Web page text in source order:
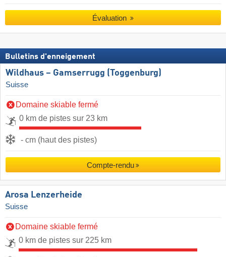
Évaluation
Bulletins d'enneigement
Wildhaus – Gamserrugg (Toggenburg)
Suisse
Domaine skiable fermé
0 km de pistes sur 23 km
- cm (haut des pistes)
Compte-rendu
Arosa Lenzerheide
Suisse
Domaine skiable fermé
0 km de pistes sur 225 km